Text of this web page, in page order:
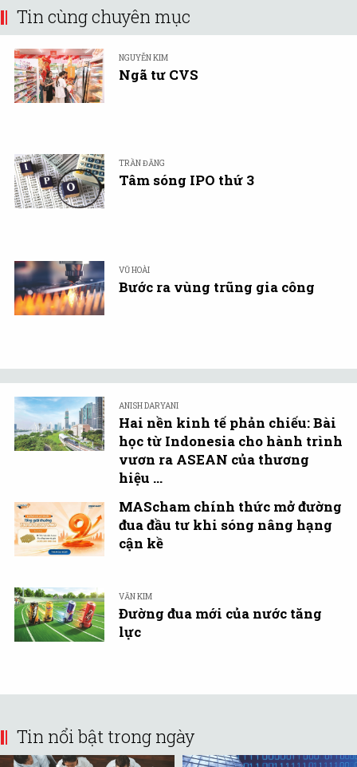
Tin cùng chuyên mục
NGUYỄN KIM
Ngã tư CVS
TRẦN ĐĂNG
Tâm sóng IPO thứ 3
VŨ HOÀI
Bước ra vùng trũng gia công
ANISH DARYANI
Hai nền kinh tế phản chiếu: Bài
học từ Indonesia cho hành trình
vươn ra ASEAN của thương
hiệu ...
MAScham chính thức mở đường
đua đầu tư khi sóng nâng hạng
cận kề
VĂN KIM
Đường đua mới của nước tăng
lực
Tin nổi bật trong ngày